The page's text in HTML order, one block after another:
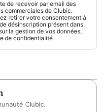
de recevoir par email des
commerciales de Clubic.
retirer votre consentement à
désinscription présent dans
la gestion de vos données,
de confidentialité
Clubic.